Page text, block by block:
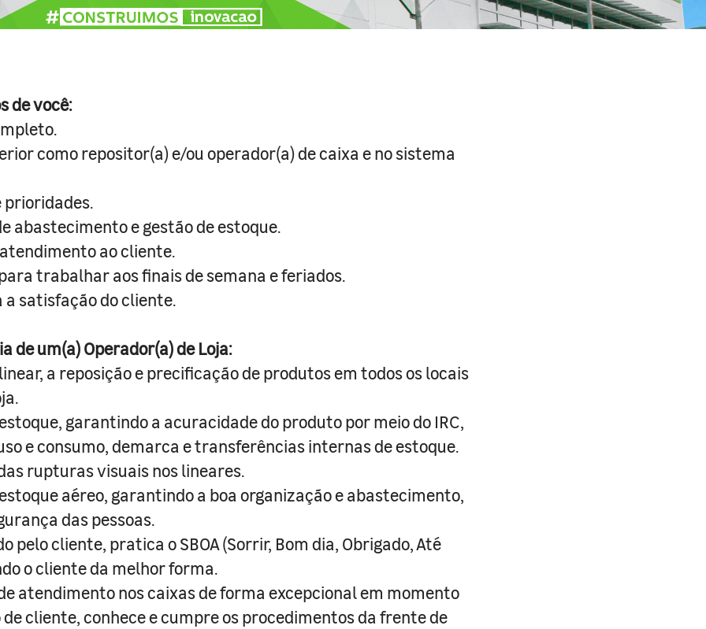
de você:
como repositor(a) e/ou operador(a) de caixa e no sistema
prioridades.
abastecimento e gestão de estoque.
ao cliente.
trabalhar aos finais de semana e feriados.
satisfação do cliente.
de um(a) Operador(a) de Loja:
a reposição e precificação de produtos em todos os locais
garantindo a acuracidade do produto por meio do IRC,
e consumo, demarca e transferências internas de estoque.
rupturas visuais nos lineares.
aéreo, garantindo a boa organização e abastecimento,
das pessoas.
pelo cliente, pratica o SBOA (Sorrir, Bom dia, Obrigado, Até
o cliente da melhor forma.
atendimento nos caixas de forma excepcional em momento
cliente, conhece e cumpre os procedimentos da frente de